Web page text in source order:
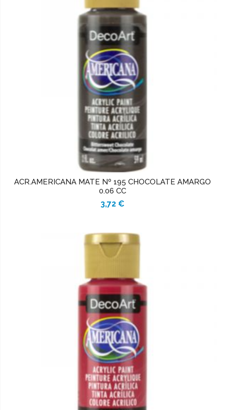
ACR.AMERICANA MATE Nº 195 CHOCOLATE AMARGO
0.06 CC
3,72 €